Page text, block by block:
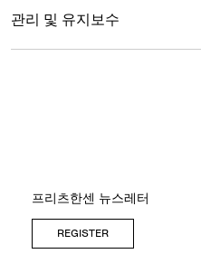
관리 및 유지보수
프리츠한센 뉴스레터
REGISTER